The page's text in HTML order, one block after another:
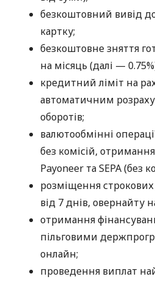
безкоштовний вивід
картку;
безкоштовне зняття
на місяць (далі —
кредитний ліміт на
автоматичним
оборотів;
валютообмінні
без комісій,
Payoneer та SEPA (без
розміщення
від 7 днів, овернайту
отримання
пільговими
онлайн;
проведення виплат